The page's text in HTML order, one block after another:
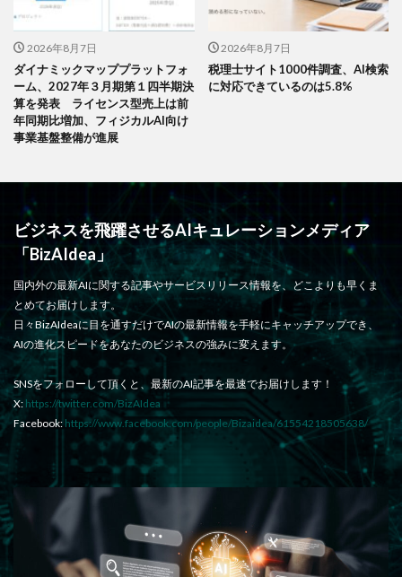
2026年8月7日
ダイナミックマッププラットフォ
ーム、2027年３月期第１四半期決
算を発表 ライセンス型売上は前
年同期比増加、フィジカルAI向け
事業基盤整備が進展
2026年8月7日
税理士サイト1000件調査、AI検索
に対応できているのは5.8%
ビジネスを飛躍させるAIキュレーションメディア
「BizAIdea」
国内外の最新AIに関する記事やサービスリリース情報を、どこよりも早くま
とめてお届けします。
日々BizAIdeaに目を通すだけでAIの最新情報を手軽にキャッチアップでき、
AIの進化スピードをあなたのビジネスの強みに変えます。
SNSをフォローして頂くと、最新のAI記事を最速でお届けします！
X: https://twitter.com/BizAIdea
Facebook: https://www.facebook.com/people/Bizaidea/61554218505638/